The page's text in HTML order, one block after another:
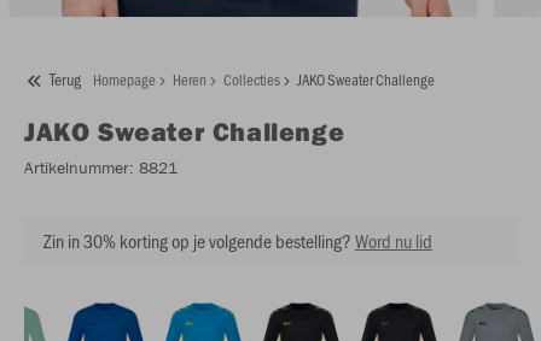
Terug Homepage Heren Collecties JAKO Sweater Challenge
JAKO Sweater Challenge
Artikelnummer: 8821
Zin in 30% korting op je volgende bestelling?Word nu lid